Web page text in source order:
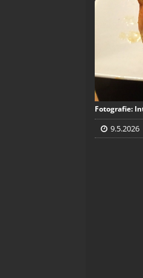
Fotografie:
9.5.2026